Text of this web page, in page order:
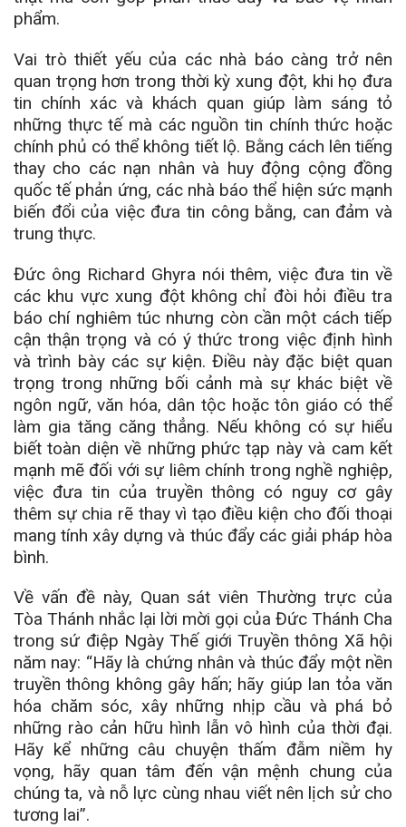
phẩm.
Vai trò thiết yếu của các nhà báo càng trở nên
quan trọng hơn trong thời kỳ xung đột, khi họ đưa
tin chính xác và khách quan giúp làm sáng tỏ
những thực tế mà các nguồn tin chính thức hoặc
chính phủ có thể không tiết lộ. Bằng cách lên tiếng
thay cho các nạn nhân và huy động cộng đồng
quốc tế phản ứng, các nhà báo thể hiện sức mạnh
biến đổi của việc đưa tin công bằng, can đảm và
trung thực.
Đức ông Richard Ghyra nói thêm, việc đưa tin về
các khu vực xung đột không chỉ đòi hỏi điều tra
báo chí nghiêm túc nhưng còn cần một cách tiếp
cận thận trọng và có ý thức trong việc định hình
và trình bày các sự kiện. Điều này đặc biệt quan
trọng trong những bối cảnh mà sự khác biệt về
ngôn ngữ, văn hóa, dân tộc hoặc tôn giáo có thể
làm gia tăng căng thẳng. Nếu không có sự hiểu
biết toàn diện về những phức tạp này và cam kết
mạnh mẽ đối với sự liêm chính trong nghề nghiệp,
việc đưa tin của truyền thông có nguy cơ gây
thêm sự chia rẽ thay vì tạo điều kiện cho đối thoại
mang tính xây dựng và thúc đẩy các giải pháp hòa
bình.
Về vấn đề này, Quan sát viên Thường trực của
Tòa Thánh nhắc lại lời mời gọi của Đức Thánh Cha
trong sứ điệp Ngày Thế giới Truyền thông Xã hội
năm nay: “Hãy là chứng nhân và thúc đẩy một nền
truyền thông không gây hấn; hãy giúp lan tỏa văn
hóa chăm sóc, xây những nhịp cầu và phá bỏ
những rào cản hữu hình lẫn vô hình của thời đại.
Hãy kể những câu chuyện thấm đẫm niềm hy
vọng, hãy quan tâm đến vận mệnh chung của
chúng ta, và nỗ lực cùng nhau viết nên lịch sử cho
tương lai”.